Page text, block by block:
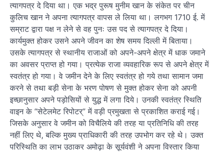
त्यागपत्र दे दिया था। एक भद्र पुरूष मुनीम खान के संकेत पर चीन
कुलिच खान ने अपना त्यागपत्र वापस ले लिया था। लगभग 1710 ई. में
सम्राट द्वारा पक्ष न लेने से वह पुनः उस पद से त्यागपत्र दे दिया।
कार्यमुक्त होकर उसने अपने जीवन का शेष समय दिल्ली में बिताया।
उसके त्यागपत्र से स्थानीय राजाओं को अपने-अपने क्षेत्र में धाक जमाने
का अवसर प्राप्त हो गया। प्रत्येक राजा व्यवहारिक रूप से अपने क्षेत्र में
स्वतंत्र हो गया। वे जमीन देने के लिए स्वतंत्र हो गये तथा सामान जमा
करने से तथा बड़ी सेना के भरण पोषण से मुक्त होकर सेना को अपनी
इच्छानुसार अपने पड़ोसियों से युद्ध में लगा दिये। उनकी स्वतंत्र स्थिति
वाइन के “सेटेलमेट रिपोटर्” में वड़ी प्रमुखता से प्रकाशित कराई गई।
जिसके अनुसार वे जमीन को विचैलिये की तरह या प्रतिनिधि की तरह
नहीं लिए थे, बल्कि मुख्य प्राधिकारी की तरह उपभोग कर रहे थे। उक्त
परिस्थिति का लाभ उठाकर अमोढ़ा के सूर्यवंशी ने अपना विस्तार किया